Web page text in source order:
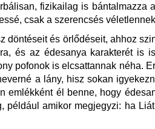
fizikailag is bántalmazza
csak a szerencsés
döntéseit és örlődéseit, ahhoz
és az édesanya karakterét is
pofonok is elcsattannak néha.
a lány, hisz sokan
emlékként él benne, hogy
például amikor megjegyzi: ha